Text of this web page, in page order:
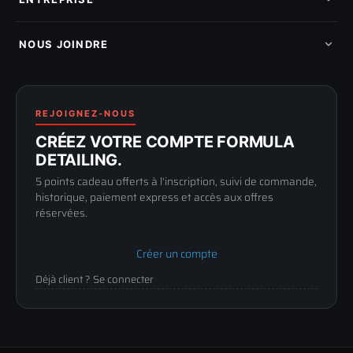
Mon parrainage
Programme fidelite
Compte pro
Politique de retour
Conditions générales
Mentions légales
Confidentialité
NOUS JOINDRE
89100 SENS
03 73 61 02 02
Lun-Ven
9h-12h / 14h-17h
REJOIGNEZ-NOUS
CRÉEZ VOTRE COMPTE FORMULA
DETAILING.
5 points cadeau offerts à l'inscription, suivi de commande,
historique, paiement express et accès aux offres
réservées.
Créer un compte
Déjà client ? Se connecter